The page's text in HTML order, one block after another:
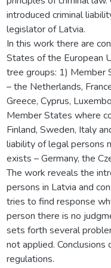
introduced criminal
legislator of Latvia.
In this work there are
States of the European
tree groups: 1) Member
– the Netherlands,
Greece, Cyprus,
Member States where
Finland, Sweden, Italy
liability of legal persons
exists – Germany, the
The work reveals the
persons in Latvia and
tries to find response
person there is no
sets forth several
not applied.
regulations.